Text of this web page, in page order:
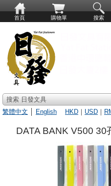
首頁 購物單 搜索
搜索 日發文具
繁體中文
English HKD ｜ USD ｜
DATA BANK V500 30